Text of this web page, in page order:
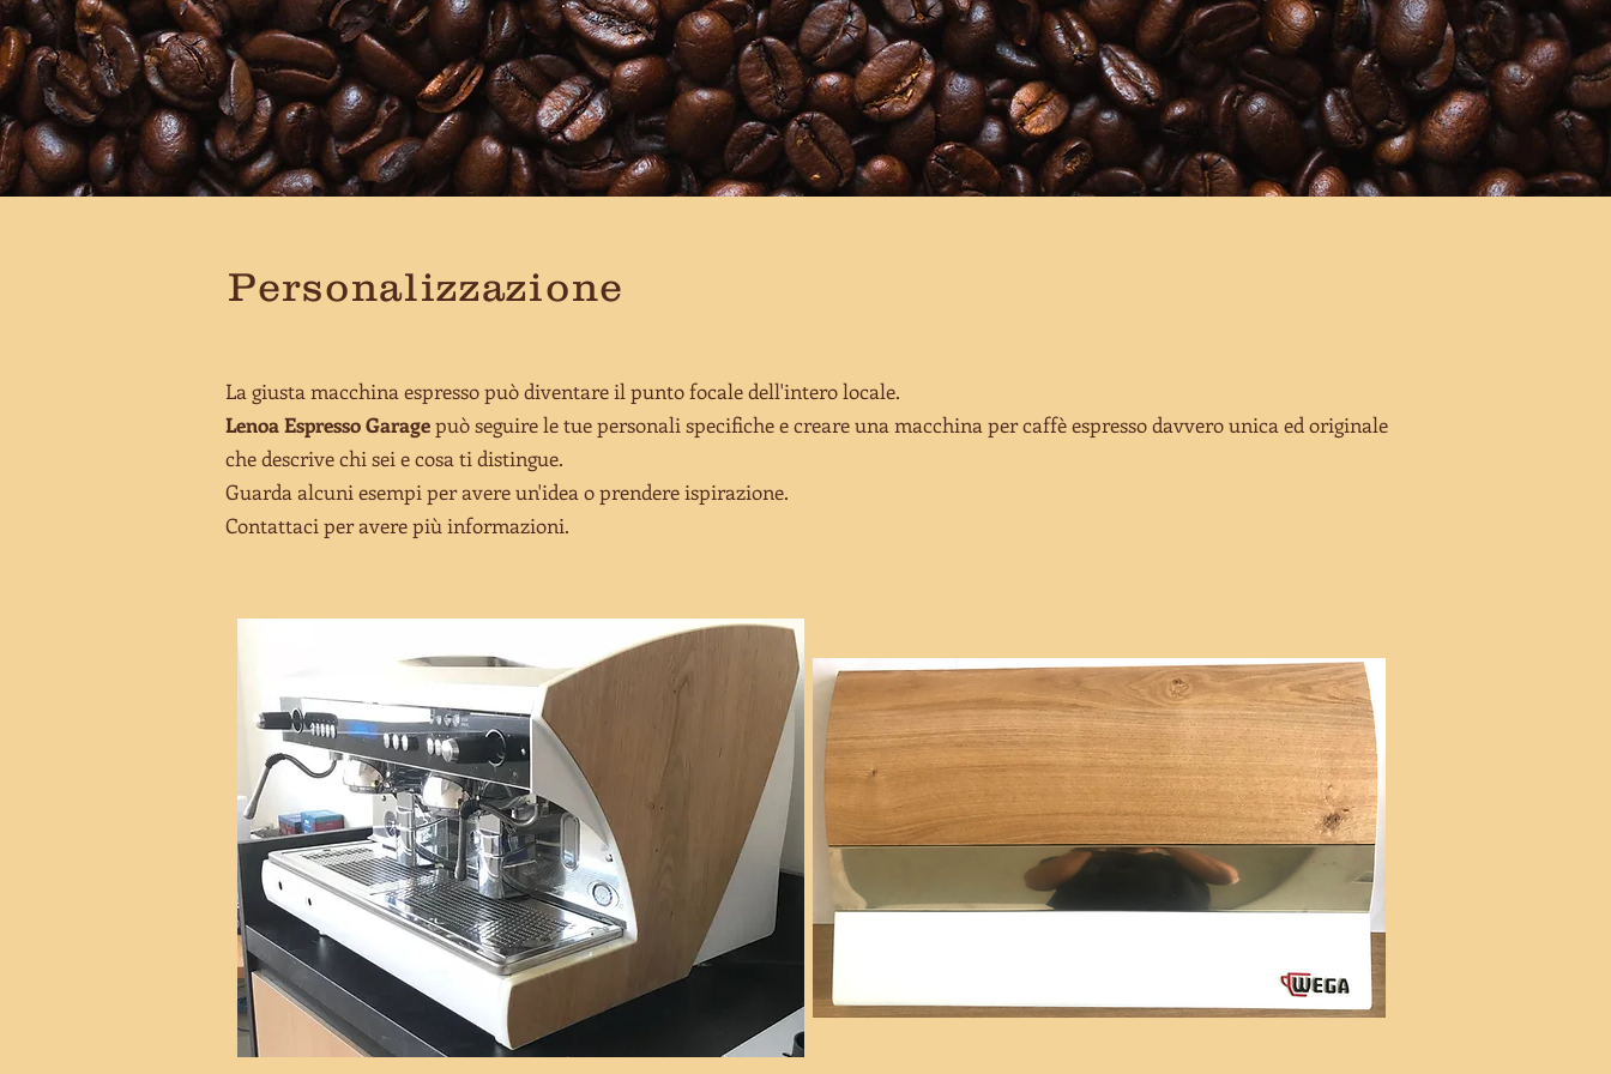
Personalizzazione
La giusta macchina espresso può diventare il punto focale dell'intero locale.
Lenoa Espresso Garagepuò seguire le tue personali specifiche e creare una macchina per caffè espresso davvero unica ed originale
che descrive chi sei e cosa ti distingue.
Guarda alcuni esempi per avere un'idea o prendere ispirazione.
Contattaci per avere più informazioni.